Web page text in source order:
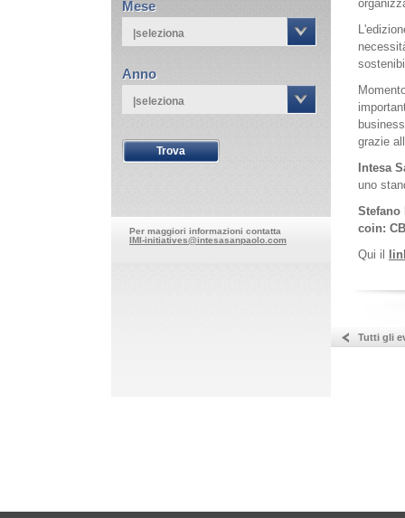
grazie
Intesa
uno
Stefano
coin:
Qui il
Tutti gli
Mese
|seleziona
Anno
|seleziona
Per maggiori informazioni contatta
IMI-initiatives@intesasanpaolo.com